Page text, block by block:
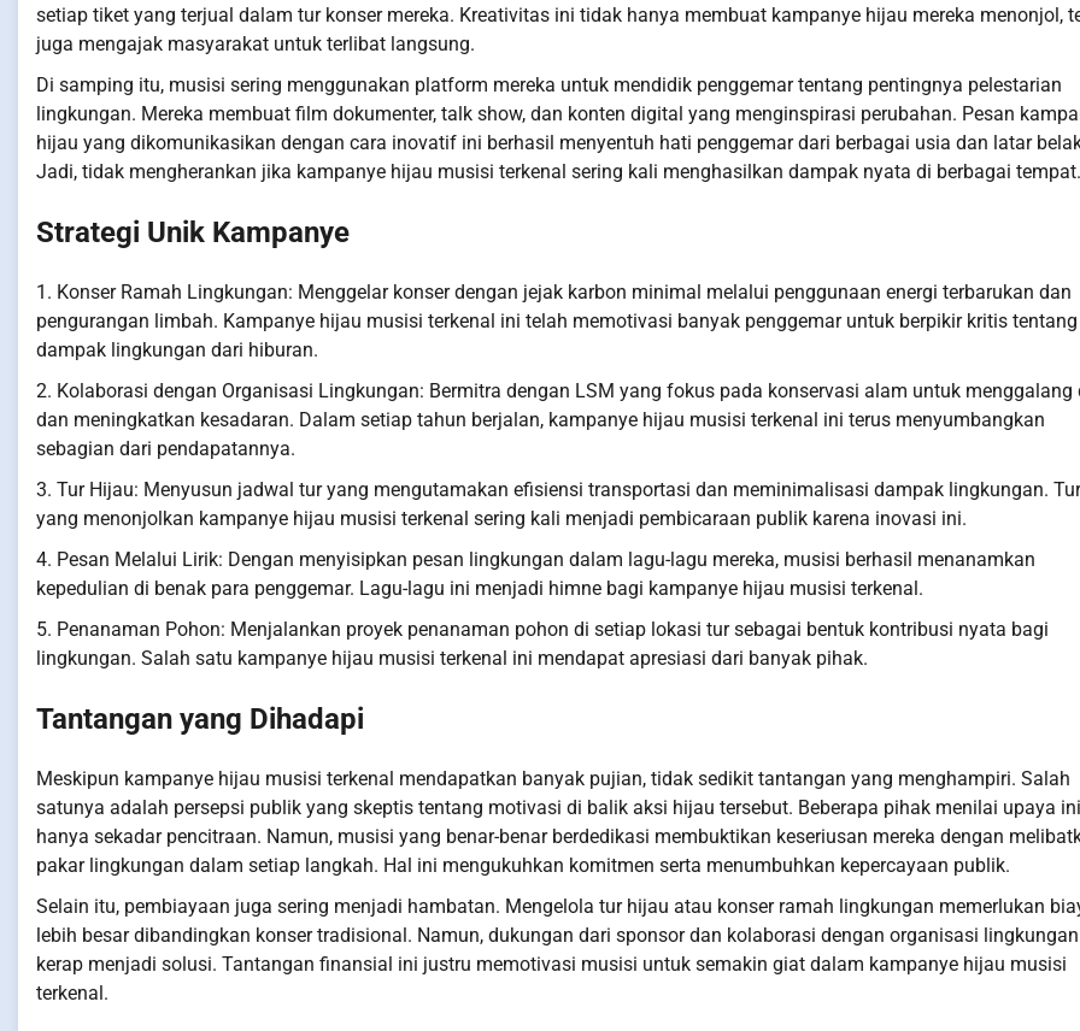
setiap tiket yang terjual dalam tur konser mereka. Kreativitas ini tidak hanya membuat kampanye hijau mereka menonjol,
juga mengajak masyarakat untuk terlibat langsung.
Di samping itu, musisi sering menggunakan platform mereka untuk mendidik penggemar tentang pentingnya pelestarian
lingkungan. Mereka membuat film dokumenter, talk show, dan konten digital yang menginspirasi perubahan. Pesan
hijau yang dikomunikasikan dengan cara inovatif ini berhasil menyentuh hati penggemar dari berbagai usia dan latar
Jadi, tidak mengherankan jika kampanye hijau musisi terkenal sering kali menghasilkan dampak nyata di berbagai tempat.
Strategi Unik Kampanye
1. Konser Ramah Lingkungan: Menggelar konser dengan jejak karbon minimal melalui penggunaan energi terbarukan dan
pengurangan limbah. Kampanye hijau musisi terkenal ini telah memotivasi banyak penggemar untuk berpikir kritis tentang
dampak lingkungan dari hiburan.
2. Kolaborasi dengan Organisasi Lingkungan: Bermitra dengan LSM yang fokus pada konservasi alam untuk menggalang
dan meningkatkan kesadaran. Dalam setiap tahun berjalan, kampanye hijau musisi terkenal ini terus menyumbangkan
sebagian dari pendapatannya.
3. Tur Hijau: Menyusun jadwal tur yang mengutamakan efisiensi transportasi dan meminimalisasi dampak lingkungan.
yang menonjolkan kampanye hijau musisi terkenal sering kali menjadi pembicaraan publik karena inovasi ini.
4. Pesan Melalui Lirik: Dengan menyisipkan pesan lingkungan dalam lagu-lagu mereka, musisi berhasil menanamkan
kepedulian di benak para penggemar. Lagu-lagu ini menjadi himne bagi kampanye hijau musisi terkenal.
5. Penanaman Pohon: Menjalankan proyek penanaman pohon di setiap lokasi tur sebagai bentuk kontribusi nyata bagi
lingkungan. Salah satu kampanye hijau musisi terkenal ini mendapat apresiasi dari banyak pihak.
Tantangan yang Dihadapi
Meskipun kampanye hijau musisi terkenal mendapatkan banyak pujian, tidak sedikit tantangan yang menghampiri. Salah
satunya adalah persepsi publik yang skeptis tentang motivasi di balik aksi hijau tersebut. Beberapa pihak menilai upaya ini
hanya sekadar pencitraan. Namun, musisi yang benar-benar berdedikasi membuktikan keseriusan mereka dengan
pakar lingkungan dalam setiap langkah. Hal ini mengukuhkan komitmen serta menumbuhkan kepercayaan publik.
Selain itu, pembiayaan juga sering menjadi hambatan. Mengelola tur hijau atau konser ramah lingkungan memerlukan
lebih besar dibandingkan konser tradisional. Namun, dukungan dari sponsor dan kolaborasi dengan organisasi lingkungan
kerap menjadi solusi. Tantangan finansial ini justru memotivasi musisi untuk semakin giat dalam kampanye hijau musisi
terkenal.